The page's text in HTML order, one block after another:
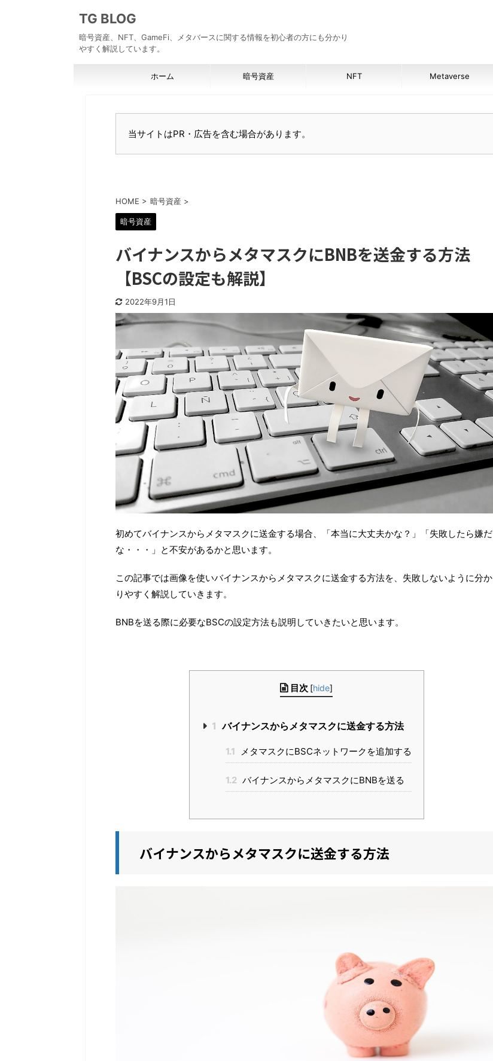
TG BLOG
暗号資産、NFT、GameFi、メタバースに関する情報を初心者の方にも分かり
やすく解説しています。
ホーム 暗号資産 NFT Metaverse
当サイトはPR・広告を含む場合があります。
HOME > 暗号資産 >
暗号資産
バイナンスからメタマスクにBNBを送金する方法
【BSCの設定も解説】
2022年9月1日
初めてバイナンスからメタマスクに送金する場合、「本当に大丈夫かな？」「失敗したら嫌だ
な・・・」と不安があるかと思います。
この記事では画像を使いバイナンスからメタマスクに送金する方法を、失敗しないように分か
りやすく解説していきます。
BNBを送る際に必要なBSCの設定方法も説明していきたいと思います。
目次 [hide]
1 バイナンスからメタマスクに送金する方法
1.1 メタマスクにBSCネットワークを追加する
1.2 バイナンスからメタマスクにBNBを送る
バイナンスからメタマスクに送金する方法